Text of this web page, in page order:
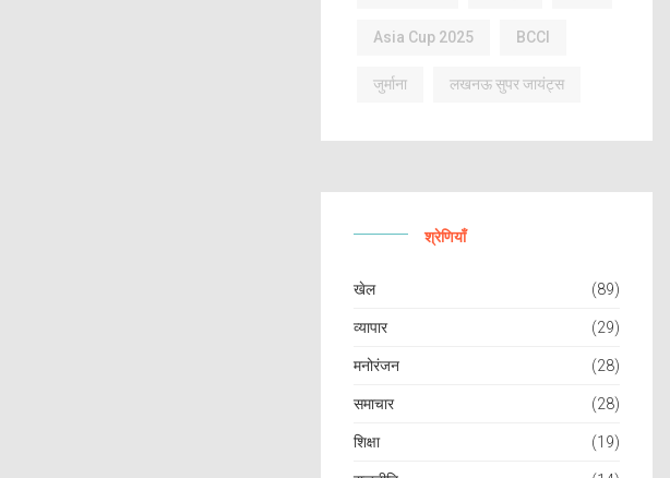
Asia Cup 2025 BCCI
जुर्माना लखनऊ सुपर जायंट्स
श्रेणियाँ
खेल (89)
व्यापार (29)
मनोरंजन (28)
समाचार (28)
शिक्षा (19)